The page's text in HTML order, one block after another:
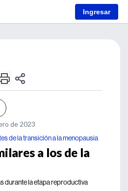
Ingresar
de 2023
de la transición a la menopausia
a los de la
durante la etapa reproductiva